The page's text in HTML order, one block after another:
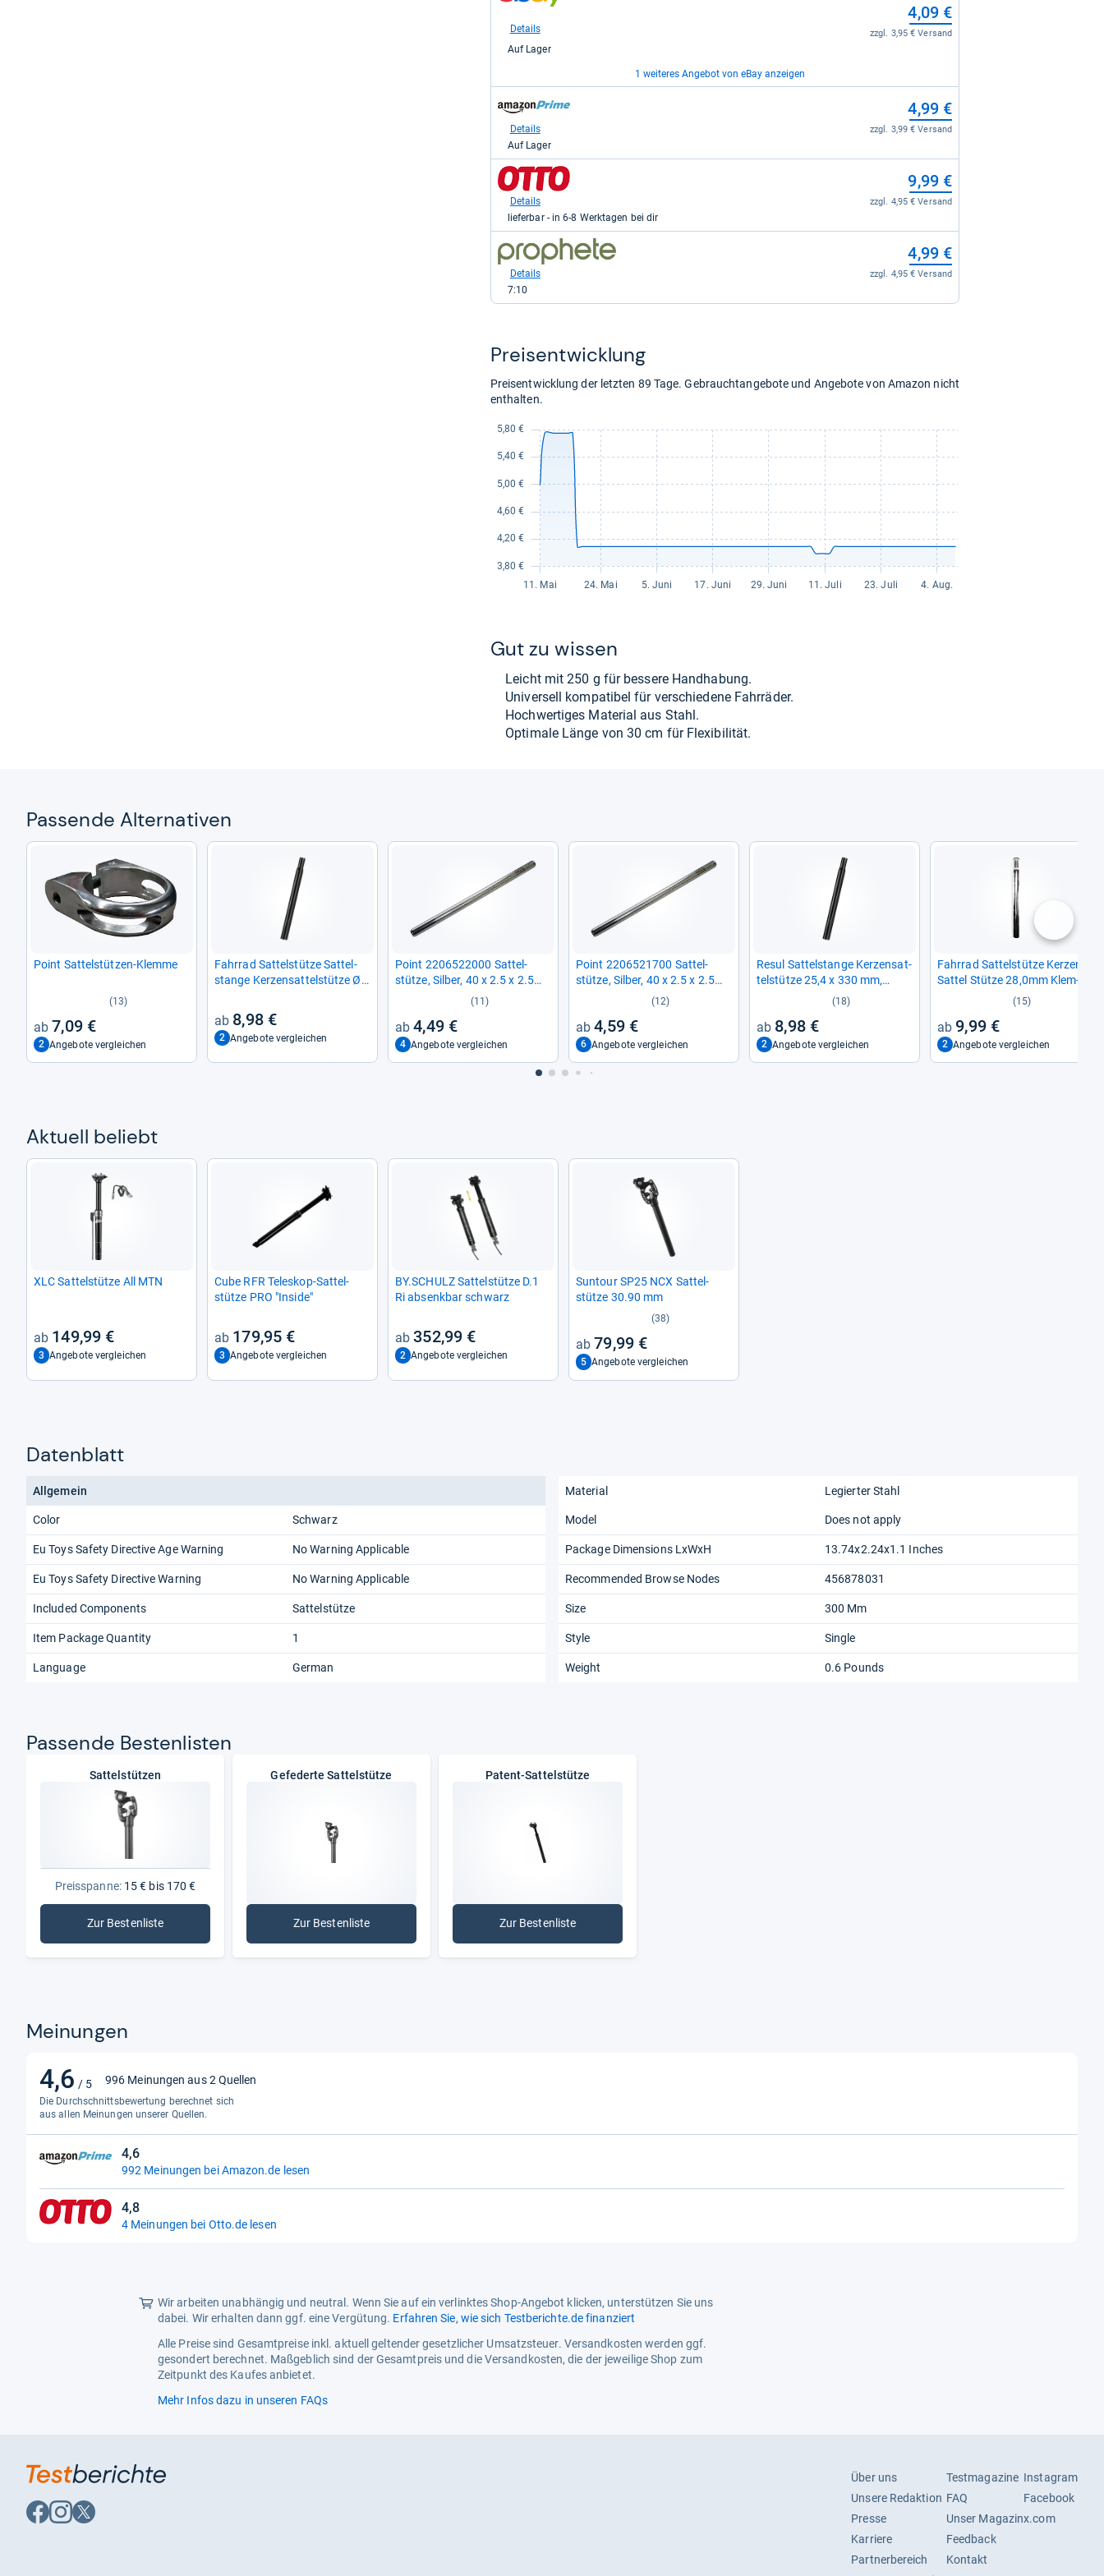
eBay
4,09
4,09 €
zzgl. 3,95 € Versand
Details
Auf Lager
1 weiteres Angebot von eBay anzeigen
Shop:
für
10,15
kaufen.
10,15 €
zzgl. 5,90 € Versand
Details
Auf Lager
Shop:
für
4,99
kaufen.
4,99 €
zzgl. 3,99 € Versand
Details
Auf Lager
zum
Shop:
Otto.de
für
kaufen.
9,99 €
zzgl. 4,95 € Versand
Details
lieferbar - in 6-8 Werktagen bei dir
zum
Shop:
für
4,99 €
zzgl. 4,95 € Versand
Details
7:10
Preis­ent­wick­lung
Preisentwicklung der letzten 89 Tage. Gebrauchtangebote und Angebote von Amazon nicht
enthalten.
Gut zu wis­sen
Leicht mit 250 g für bes­sere Hand­ha­bung.
Uni­ver­sell kom­pa­ti­bel für ver­schie­dene Fahr­rä­der.
Hoch­wer­ti­ges Mate­rial aus Stahl.
Opti­male Länge von 30 cm für Fle­xi­bi­li­tät.
Pas­sende Alter­na­ti­ven
Point Sat­tel­stüt­zen-​Klemme
(13)
7,09 €
2 Angebote vergleichen
Fahr­rad Sat­tel­stütze Sat­tel­
stange Ker­zen­sat­tel­stütze Ø
8,98 €
2 Angebote vergleichen
Point 2206522000 Sat­tel­
stütze, Sil­ber, 40 x 2.5 x 2.5
(11)
4,49 €
4 Angebote vergleichen
Point 2206521700 Sat­tel­
stütze, Sil­ber, 40 x 2.5 x 2.5
(12)
4,59 €
6 Angebote vergleichen
Resul Sat­tel­stange Ker­zen­sat­
tel­stütze 25,4 x 330 mm,
(18)
8,98 €
2 Angebote vergleichen
Fahr­rad Sat­tel­stütze Ker­zen
Sat­tel Stütze 28,0mm Klem­
mung 300mm lang Stahl
(15)
9,99 €
2 Angebote vergleichen
nächste
Aktu­ell beliebt
XLC Sat­tel­stütze All MTN
149,99 €
3 Angebote vergleichen
Cube RFR Tele­skop-​Sat­tel­
stütze PRO "Inside"
179,95 €
3 Angebote vergleichen
BY.SCHULZ Sat­tel­stütze D.1
Ri absenk­bar schwarz
352,99 €
2 Angebote vergleichen
Sun­tour SP25 NCX Sat­tel­
stütze 30.90 mm
(38)
79,99 €
5 Angebote vergleichen
Datenblatt
Allgemein
Color Schwarz
Eu Toys Safety Directive Age Warning No Warning Applicable
Eu Toys Safety Directive Warning No Warning Applicable
Included Components Sattelstütze
Item Package Quantity 1
Language German
Material Legierter Stahl
Model Does not apply
Package Dimensions LxWxH 13.74x2.24x1.1 Inches
Recommended Browse Nodes 456878031
Size 300 Mm
Style Single
Weight 0.6 Pounds
Pas­sende Bes­ten­lis­ten
Sattelstützen
Preisspanne:15 € bis 170 €
Zur Bestenliste
: Sattelstützen
Gefederte Sattelstütze
Zur Bestenliste: Gefederte Sattelstütze
Patent-Sattelstütze
Zur Bestenliste: Patent-Sattelstütze
Meinungen
4,6 / 5
4,6
von
5
Sternen
996 Meinungen aus 2 Quellen
Die Durchschnittsbewertung berechnet sich
aus allen Meinungen unserer Quellen.
4,6
4,6
von
Sternen
992 Meinungen bei Amazon.de lesen
4,8
4,8
von
4 Meinungen bei Otto.de lesen
Wir arbeiten unabhängig und neutral. Wenn Sie auf ein verlinktes Shop-Angebot klicken, unterstützen Sie uns
dabei. Wir erhalten dann ggf. eine Vergütung. Erfahren Sie, wie sich Testberichte.de finanziert
Alle Preise sind Gesamtpreise inkl. aktuell geltender gesetzlicher Umsatzsteuer. Versandkosten werden ggf.
gesondert berechnet. Maßgeblich sind der Gesamtpreis und die Versandkosten, die der jeweilige Shop zum
Zeitpunkt des Kaufes anbietet.
Mehr Infos dazu in unseren FAQs
Auf
Facebook
Auf
Instagram
Auf
X
Über uns
Unsere Redaktion
Presse
Karriere
Partnerbereich
Testmagazine
FAQ
Unser Magazin
Feedback
Kontakt
Instagram
Facebook
x.com